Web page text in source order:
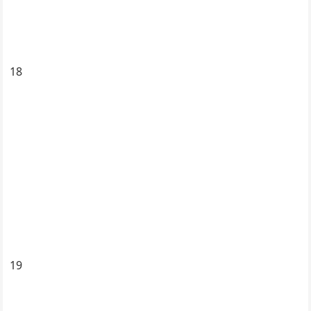
18
19